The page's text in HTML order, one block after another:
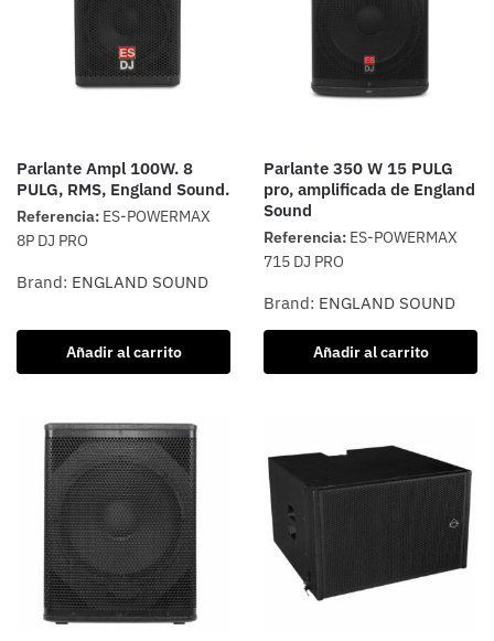
Parlante Ampl 100W. 8
PULG, RMS, England Sound.
Referencia: ES-POWERMAX
8P DJ PRO
Brand: ENGLAND SOUND
Añadir al carrito
Parlante 350 W 15 PULG
pro, amplificada de England
Sound
Referencia: ES-POWERMAX
715 DJ PRO
Brand: ENGLAND SOUND
Añadir al carrito